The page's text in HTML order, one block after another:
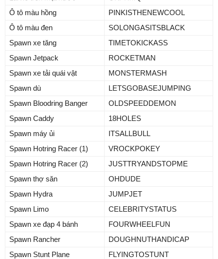
Ô tô màu hồng
PINKISTHENEWCOOL
Ô tô màu đen
SOLONGASITSBLACK
Spawn xe tăng
TIMETOKICKASS
Spawn Jetpack
ROCKETMAN
Spawn xe tải quái vật
MONSTERMASH
Spawn dù
LETSGOBASEJUMPING
Spawn Bloodring Banger
OLDSPEEDDEMON
Spawn Caddy
18HOLES
Spawn máy ủi
ITSALLBULL
Spawn Hotring Racer (1)
VROCKPOKEY
Spawn Hotring Racer (2)
JUSTTRYANDSTOPME
Spawn thợ săn
OHDUDE
Spawn Hydra
JUMPJET
Spawn Limo
CELEBRITYSTATUS
Spawn xe đạp 4 bánh
FOURWHEELFUN
Spawn Rancher
DOUGHNUTHANDICAP
Spawn Stunt Plane
FLYINGTOSTUNT